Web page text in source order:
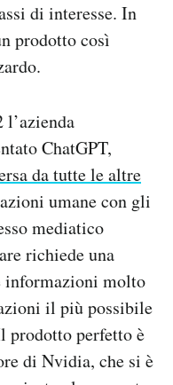
di interesse. In
prodotto così
l’azienda
ChatGPT,
da tutte le altre
umane con gli
mediatico
richiede una
informazioni molto
il più possibile
prodotto perfetto è
di Nvidia, che si è